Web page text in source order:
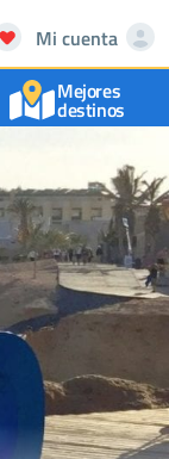
Mi cuenta
Mejores
destinos